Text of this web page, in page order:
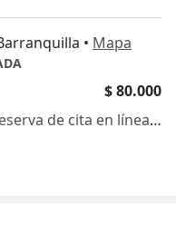
• Mapa
$ 80.000
Este especialista no ofrece reserva de cita en línea en esta dirección.